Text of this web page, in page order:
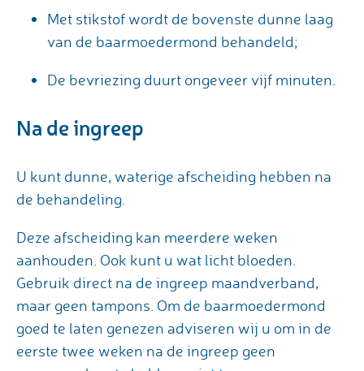
Met stikstof wordt de bovenste dunne laag
van de baarmoedermond behandeld;
De bevriezing duurt ongeveer vijf minuten.
Na de ingreep
U kunt dunne, waterige afscheiding hebben na
de behandeling.
Deze afscheiding kan meerdere weken
aanhouden. Ook kunt u wat licht bloeden.
Gebruik direct na de ingreep maandverband,
maar geen tampons. Om de baarmoedermond
goed te laten genezen adviseren wij u om in de
eerste twee weken na de ingreep geen